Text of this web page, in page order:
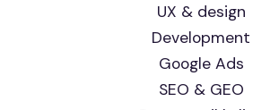
UX & design
Development
Google Ads
SEO & GEO